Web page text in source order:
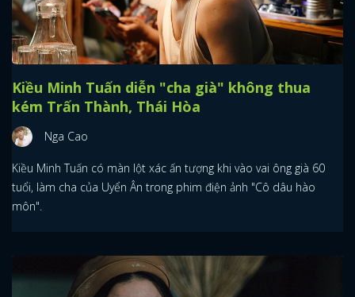
Kiều Minh Tuấn diễn "cha già" không thua
kém Trấn Thành, Thái Hòa
Nga Cao
Kiều Minh Tuấn có màn lột xác ấn tượng khi vào vai ông già 60
tuổi, làm cha của Uyển Ân trong phim điện ảnh "Cô dâu hào
môn".